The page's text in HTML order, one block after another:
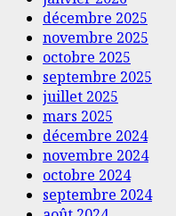
décembre 2025
novembre 2025
octobre 2025
septembre 2025
juillet 2025
mars 2025
décembre 2024
novembre 2024
octobre 2024
septembre 2024